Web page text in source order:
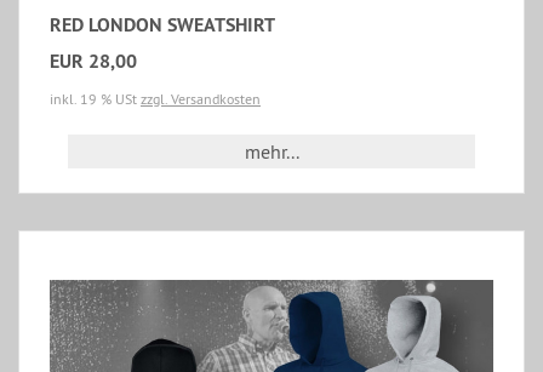
RED LONDON SWEATSHIRT
EUR 28,00
inkl. 19 % USt zzgl. Versandkosten
mehr...